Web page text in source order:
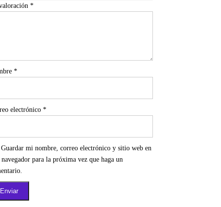
*
*
electrónico *
Guardar mi nombre, correo electrónico y sitio web en
navegador para la próxima vez que haga un